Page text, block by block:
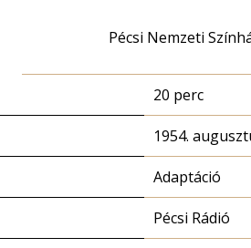
Pécsi Nemzeti
20 perc
1954.
Adaptáció
Pécsi Rádió